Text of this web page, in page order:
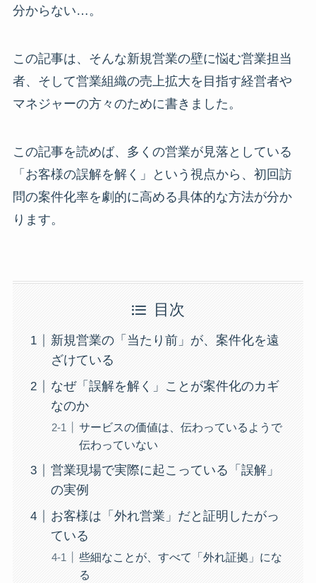
分からない…。
この記事は、そんな新規営業の壁に悩む営業担当
者、そして営業組織の売上拡大を目指す経営者や
マネジャーの方々のために書きました。
この記事を読めば、多くの営業が見落としている
「お客様の誤解を解く」という視点から、初回訪
問の案件化率を劇的に高める具体的な方法が分か
ります。
目次
新規営業の「当たり前」が、案件化を遠
ざけている
なぜ「誤解を解く」ことが案件化のカギ
なのか
サービスの価値は、伝わっているようで
伝わっていない
営業現場で実際に起こっている「誤解」
の実例
お客様は「外れ営業」だと証明したがっ
ている
些細なことが、すべて「外れ証拠」にな
る